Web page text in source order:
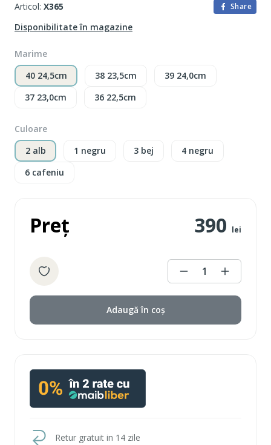
Articol: X365 Share
Disponibilitate în magazine
Marime
40 24,5cm
38 23,5cm
39 24,0cm
37 23,0cm
36 22,5cm
Culoare
2 alb
1 negru 3 bej
4 negru
6 cafeniu
Preț 390 lei
1
Adaugă în coș
Retur gratuit in 14 zile